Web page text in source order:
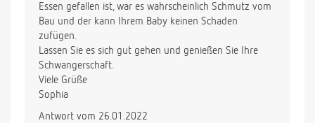
Essen gefallen ist, war es wahrscheinlich Schmutz vom
Bau und der kann Ihrem Baby keinen Schaden
zufügen.
Lassen Sie es sich gut gehen und genießen Sie Ihre
Schwangerschaft.
Viele Grüße
Sophia
Antwort vom 26.01.2022